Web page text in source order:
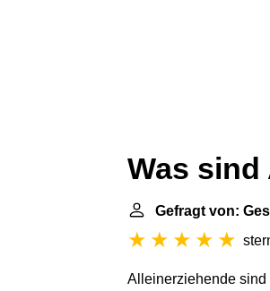
Was sind
Gefragt von:
Alleinerziehende sind